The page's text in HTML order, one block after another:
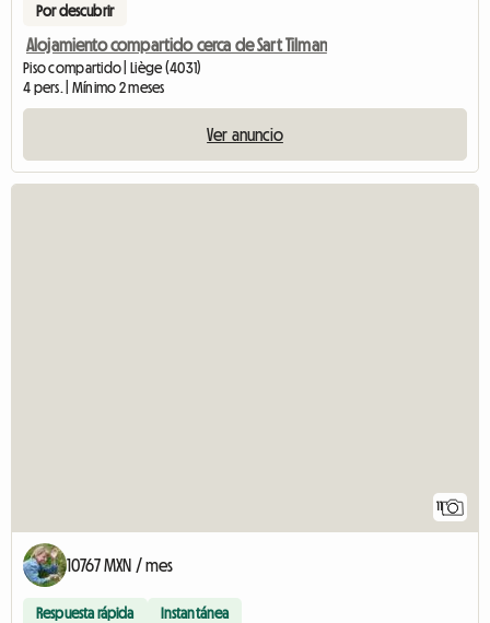
Por descubrir
Alojamiento compartido cerca de Sart Tilman
Piso compartido | Liège (4031)
4 pers. | Mínimo 2 meses
Ver anuncio
11
10767 MXN / mes
Respuesta rápida Instantánea